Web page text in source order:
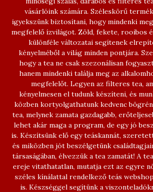
vásárlóink számára. Széleskörű
igyekszünk biztosítani, hogy mindenki
megfelelő ízvilágot. Zöld, fekete, rooibos
különféle változatai segítenek
kényelméből a világ minden pontjára.
hogy a tea ne csak szezonálisan
hanem mindenki találja meg az
megfelelőt. Legyen az filteres tea,
kényelmesen el tudunk készíteni, és
közben kortyolgathatunk kedvenc
tea, melynek zamata gazdagabb,
lehet akár maga a program, de egy jó
is. Készítsünk elő egy teáskannát,
és miközben jót beszélgetünk
társaságában, élvezzük a tea zamatát! A
ereje vitathatatlan, mutatja ezt az egyre
széles kínálattal rendelkező teás
is. Készséggel segítünk a